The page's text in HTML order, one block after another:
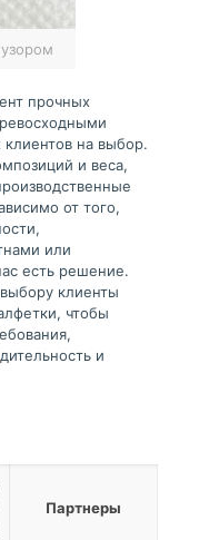
прочных
на выбор.
и веса,
от того,
или
есть решение.
клиенты
чтобы
и
Партнеры